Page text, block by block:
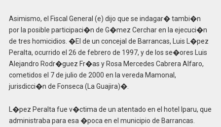
Asimismo, el Fiscal General (e) dijo que se indagar� tambi�n
por la posible participaci�n de G�mez Cerchar en la ejecuci�n
de tres homicidios. �El de un concejal de Barrancas, Luis L�pez
Peralta, ocurrido el 26 de febrero de 1997, y de los se�ores Luis
Alejandro Rodr�guez Fr�as y Rosa Mercedes Cabrera Alfaro,
cometidos el 7 de julio de 2000 en la vereda Mamonal,
jurisdicci�n de Fonseca (La Guajira)�.
L�pez Peralta fue v�ctima de un atentado en el hotel Iparu, que
administraba para esa �poca en el municipio de Barrancas.